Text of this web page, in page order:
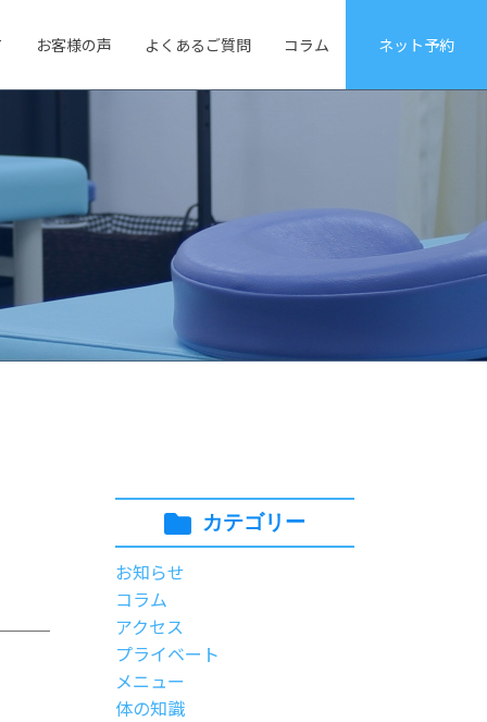
お客様の声 よくあるご質問 コラム ネット予約
カテゴリー
お知らせ
コラム
アクセス
プライベート
メニュー
体の知識